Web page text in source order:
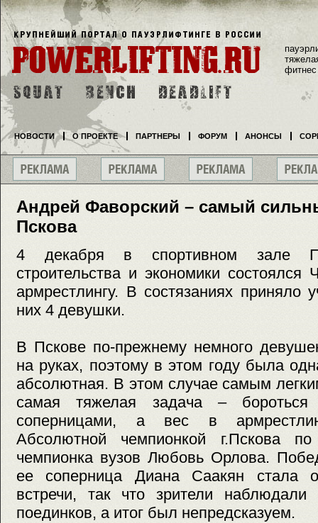
Андрей Фаворский – самый
Пскова
4 декабря в спортивном зале
строительства и экономики состоялся
армрестлингу. В состязаниях приняло
них 4 девушки.
В Пскове по-прежнему немного
на руках, поэтому в этом году была
абсолютная. В этом случае самым
самая тяжелая задача –
соперницами, а вес в
Абсолютной чемпионкой г.Пскова по
чемпионка вузов Любовь Орлова.
ее соперница Диана Саакян стала
встречи, так что зрители
поединков, а итог был непредсказуем.
фитнес
НОВОСТИ О ПРОЕКТЕ ПАРТНЕРЫ ФОРУМ АНОНСЫ